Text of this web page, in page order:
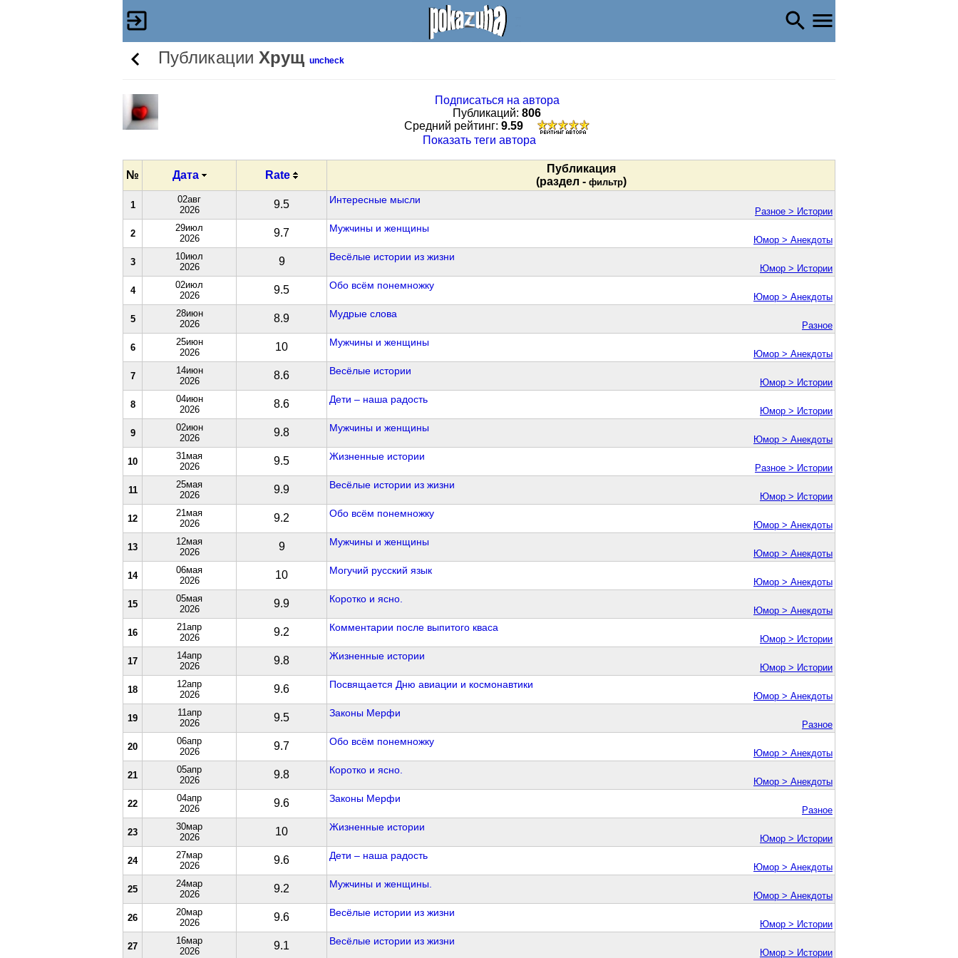
Публикации Хрущ uncheck
Подписаться на автора
Публикаций: 806
Cредний рейтинг: 9.59
Показать теги автора
№ Дата Rate
Публикация
(раздел - фильтр)
1
02авг
2026
9.5 Интересные мысли
Разное > Истории
2
29июл
2026
9.7 Мужчины и женщины
Юмор > Анекдоты
3
10июл
2026
9 Весёлые истории из жизни
Юмор > Истории
4
02июл
2026
9.5 Обо всём понемножку
Юмор > Анекдоты
5
28июн
2026
8.9 Мудрые слова
Разное
6
25июн
2026
10 Мужчины и женщины
Юмор > Анекдоты
7
14июн
2026
8.6 Весёлые истории
Юмор > Истории
8
04июн
2026
8.6 Дети – наша радость
Юмор > Истории
9
02июн
2026
9.8 Мужчины и женщины
Юмор > Анекдоты
10
31мая
2026
9.5 Жизненные истории
Разное > Истории
11
25мая
2026
9.9 Весёлые истории из жизни
Юмор > Истории
12
21мая
2026
9.2 Обо всём понемножку
Юмор > Анекдоты
13
12мая
2026
9 Мужчины и женщины
Юмор > Анекдоты
14
06мая
2026
10 Могучий русский язык
Юмор > Анекдоты
15
05мая
2026
9.9 Коротко и ясно.
Юмор > Анекдоты
16
21апр
2026
9.2 Комментарии после выпитого кваса
Юмор > Истории
17
14апр
2026
9.8 Жизненные истории
Юмор > Истории
18
12апр
2026
9.6 Посвящается Дню авиации и космонавтики
Юмор > Анекдоты
19
11апр
2026
9.5 Законы Мерфи
Разное
20
06апр
2026
9.7 Обо всём понемножку
Юмор > Анекдоты
21
05апр
2026
9.8 Коротко и ясно.
Юмор > Анекдоты
22
04апр
2026
9.6 Законы Мерфи
Разное
23
30мар
2026
10 Жизненные истории
Юмор > Истории
24
27мар
2026
9.6 Дети – наша радость
Юмор > Анекдоты
25
24мар
2026
9.2 Мужчины и женщины.
Юмор > Анекдоты
26
20мар
2026
9.6 Весёлые истории из жизни
Юмор > Истории
27
16мар
2026
9.1 Весёлые истории из жизни
Юмор > Истории